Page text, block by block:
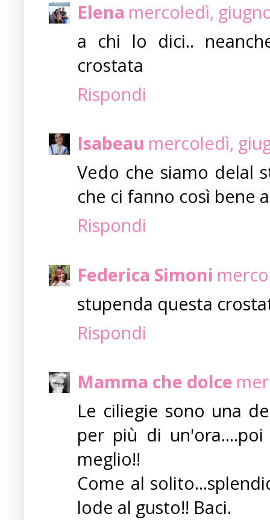
Elena mercoledì,
a chi lo dici..
crostata
Rispondi
Isabeau mercoledì,
Vedo che siamo delal
che ci fanno così bene
Rispondi
Federica Simoni
stupenda questa
Rispondi
Mamma che dolce
Le ciliegie sono una
per più di
meglio!!
Come al
lode al gusto!! Baci.